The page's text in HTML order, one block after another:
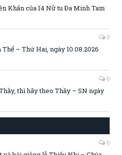
Khấn của 14 Nữ tu Đa Minh Tam
0
Thể – Thứ Hai, ngày 10.08.2026
0
thì hãy theo Thầy – SN ngày
0